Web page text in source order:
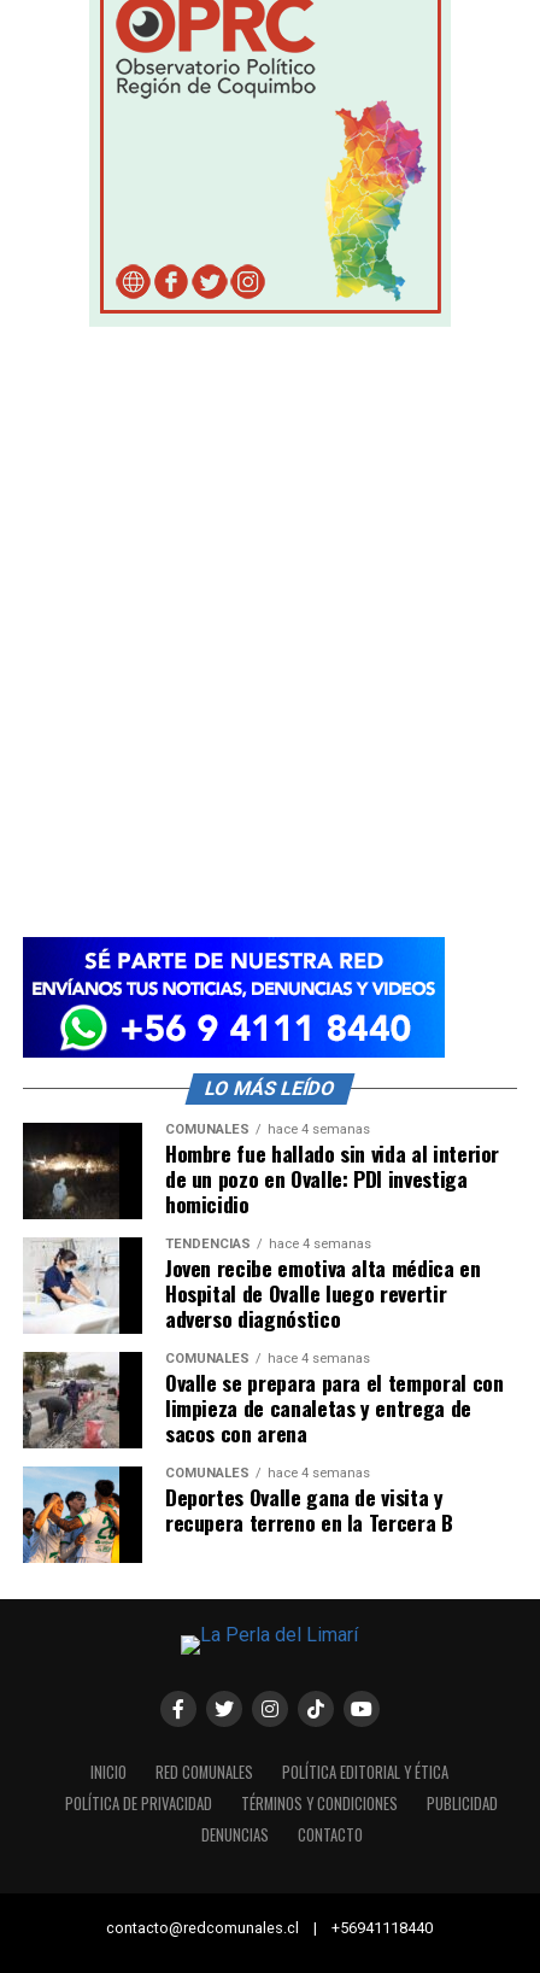
LO MÁS LEÍDO
COMUNALES hace 4 semanas
Hombre fue hallado sin vida al interior
de un pozo en Ovalle: PDI investiga
homicidio
TENDENCIAS hace 4 semanas
Joven recibe emotiva alta médica en
Hospital de Ovalle luego revertir
adverso diagnóstico
COMUNALES hace 4 semanas
Ovalle se prepara para el temporal con
limpieza de canaletas y entrega de
sacos con arena
COMUNALES hace 4 semanas
Deportes Ovalle gana de visita y
recupera terreno en la Tercera B
INICIO RED COMUNALES
POLÍTICA EDITORIAL Y ÉTICA
POLÍTICA DE PRIVACIDAD
TÉRMINOS Y CONDICIONES
PUBLICIDAD
DENUNCIAS
CONTACTO
contacto@redcomunales.cl | +56941118440